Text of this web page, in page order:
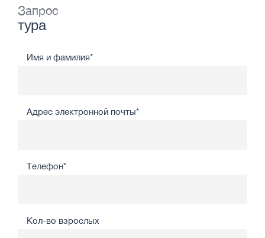
Запрос
тура
Имя и фамилия*
Адрес электронной почты*
Телефон*
Кол-во взрослых